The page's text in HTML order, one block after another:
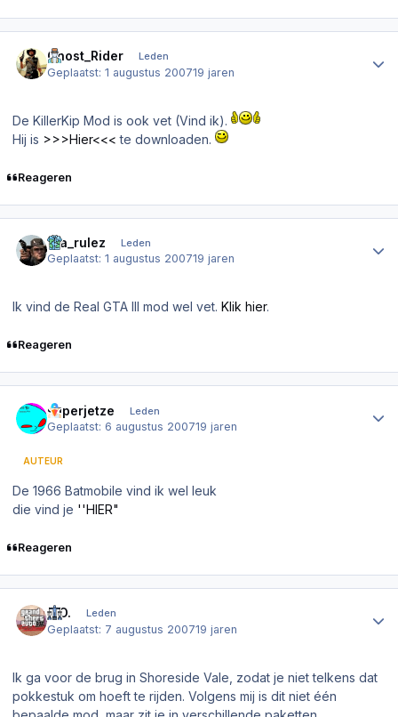
Ghost_Rider Leden
Geplaatst:1 augustus 200719 jaren
De KillerKip Mod is ook vet (Vind ik).
Hij is >>>Hier<<< te downloaden.
Reageren
gta_rulez Leden
Geplaatst:1 augustus 200719 jaren
Ik vind de Real GTA III mod wel vet. Klik hier.
Reageren
superjetze Leden
Geplaatst:6 augustus 200719 jaren
AUTEUR
De 1966 Batmobile vind ik wel leuk
die vind je ''HIER"
Reageren
K.O. Leden
Geplaatst: 7 augustus 200719 jaren
Ik ga voor de brug in Shoreside Vale, zodat je niet telkens dat
pokkestuk om hoeft te rijden. Volgens mij is dit niet één